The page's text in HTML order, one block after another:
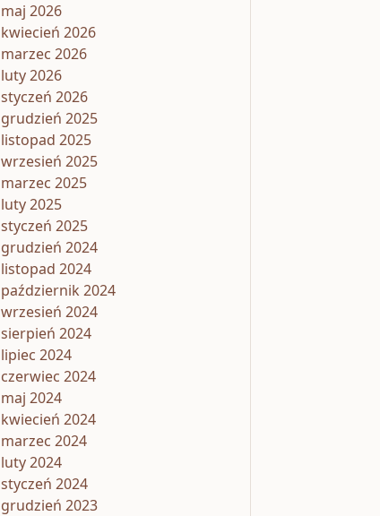
maj 2026
kwiecień 2026
marzec 2026
luty 2026
styczeń 2026
grudzień 2025
listopad 2025
wrzesień 2025
marzec 2025
luty 2025
styczeń 2025
grudzień 2024
listopad 2024
październik 2024
wrzesień 2024
sierpień 2024
lipiec 2024
czerwiec 2024
maj 2024
kwiecień 2024
marzec 2024
luty 2024
styczeń 2024
grudzień 2023